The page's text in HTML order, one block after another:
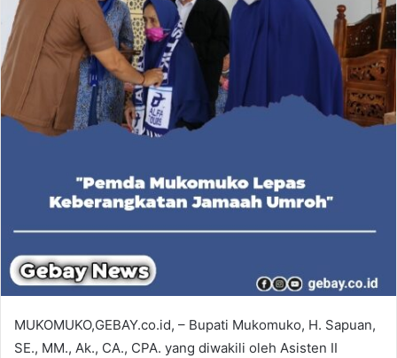
MUKOMUKO,GEBAY.co.id, – Bupati Mukomuko, H. Sapuan,
SE., MM., Ak., CA., CPA. yang diwakili oleh Asisten II